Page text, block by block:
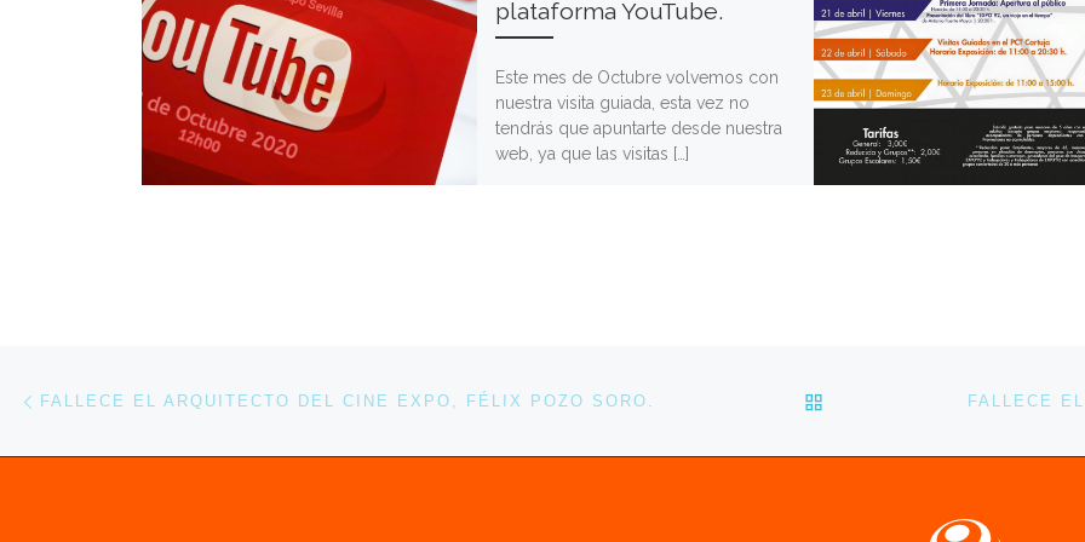
plataforma YouTube.
Este mes de Octubre volvemos con
nuestra visita guiada, esta vez no
tendrás que apuntarte desde nuestra
web, ya que las visitas […]
Navegación de entradas
FALLECE EL ARQUITECTO DEL CINE EXPO, FÉLIX POZO SORO. VOLVER A LA LISTA DE